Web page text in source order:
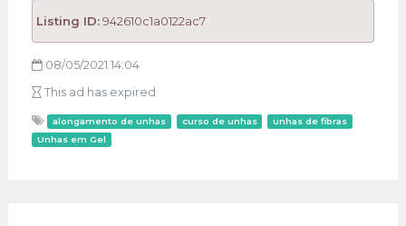
Listing ID:942610c1a0122ac7
08/05/2021 14:04
This ad has expired
alongamento de unhas curso de unhas
unhas de fibras
Unhas em Gel